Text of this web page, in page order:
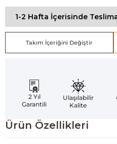
1-2 Hafta İçerisinde
Takım İçeriğini Değiştir
2 Yıl
Garantili
Ulaşılabilir
Kalite
Ürün Özellikleri